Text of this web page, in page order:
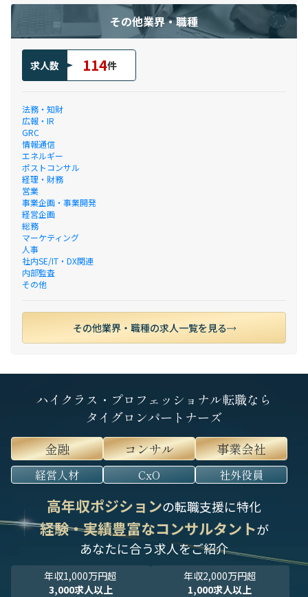
その他業界・職種
求人数 114件
法務・知財
広報・IR
GRC
情報通信
エネルギー
ポストコンサル
経理・財務
営業
事業企画・事業開発
経営企画
総務
マーケティング
人事
社内SE/IT・DX関連
内部監査
その他
その他業界・職種の求人一覧を見る
ハイクラス・プロフェッショナル転職なら
タイグロンパートナーズ
金融
コンサル 事業会社
経営人材 CxO 社外役員
高年収ポジションの転職支援に特化
経験・実績豊富なコンサルタントが
あなたに合う求人をご紹介
年収1,000万円超
3,000求人以上
年収2,000万円超
1,000求人以上